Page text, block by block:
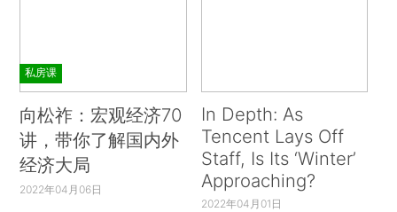
私房课
向松祚：宏观经济70
讲，带你了解国内外
经济大局
2022年04月06日
In Depth: As
Tencent Lays Off
Staff, Is Its ‘Winter’
Approaching?
2022年04月01日